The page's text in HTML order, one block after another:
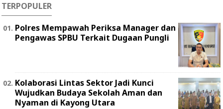
TERPOPULER
Polres Mempawah Periksa Manager dan
Pengawas SPBU Terkait Dugaan Pungli
Kolaborasi Lintas Sektor Jadi Kunci
Wujudkan Budaya Sekolah Aman dan
Nyaman di Kayong Utara